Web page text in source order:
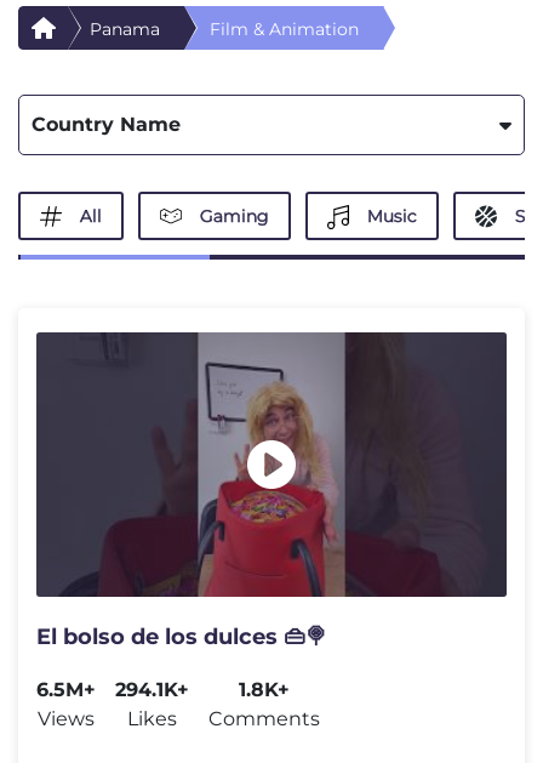
Panama Film & Animation
Country Name
All Gaming Music
El bolso de los dulces 👜🍭
6.5M+
Views
294.1K+
Likes
1.8K+
Comments